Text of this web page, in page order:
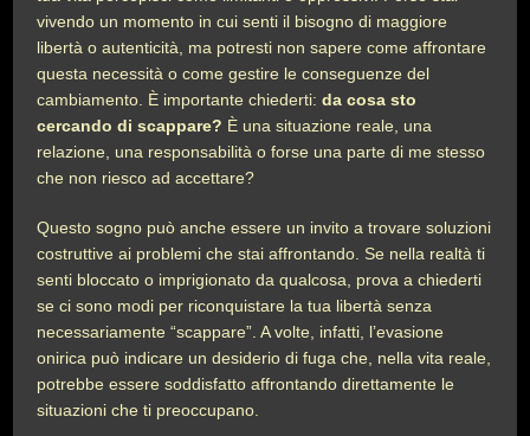
vivendo un momento in cui senti il bisogno di maggiore
libertà o autenticità, ma potresti non sapere come affrontare
questa necessità o come gestire le conseguenze del
cambiamento. È importante chiederti:da cosa sto
cercando di scappare? È una situazione reale, una
relazione, una responsabilità o forse una parte di me stesso
che non riesco ad accettare?
Questo sogno può anche essere un invito a trovare soluzioni
costruttive ai problemi che stai affrontando. Se nella realtà ti
senti bloccato o imprigionato da qualcosa, prova a chiederti
se ci sono modi per riconquistare la tua libertà senza
necessariamente “scappare”. A volte, infatti, l’evasione
onirica può indicare un desiderio di fuga che, nella vita reale,
potrebbe essere soddisfatto affrontando direttamente le
situazioni che ti preoccupano.